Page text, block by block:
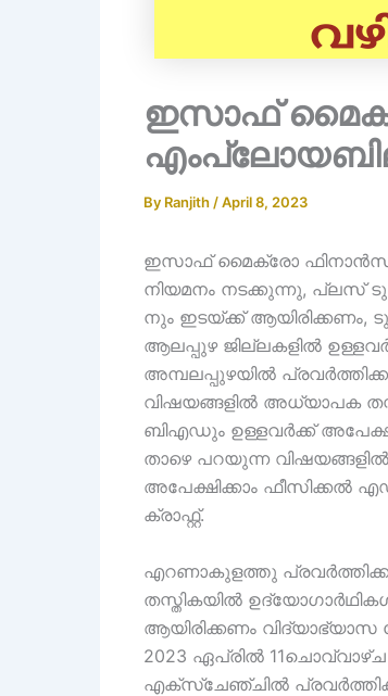
ഇസാഫ്
By Ranjith /April 8, 2023
ഇസാഫ് മൈക്രോ
നിയമനം നടക്കുന്നു, പ്ലസ് ടു
നും ഇടയ്ക്ക് ആയിരിക്കണം,
ആലപ്പുഴ ജില്ലകളിൽ
അമ്പലപ്പുഴയിൽ
വിഷയങ്ങളിൽ അധ്യാപക
ബിഎഡും ഉള്ളവർക്ക്
താഴെ പറയുന്ന
അപേക്ഷിക്കാം
ക്രാഫ്റ്റ്.
എറണാകുളത്തു
തസ്തികയിൽ
ആയിരിക്കണം
2023 ഏപ്രിൽ
എക്സ്ചേഞ്ചിൽ